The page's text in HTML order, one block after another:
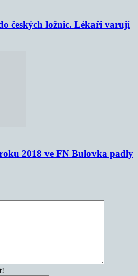
českých ložnic. Lékaři varují
2018 ve FN Bulovka padly